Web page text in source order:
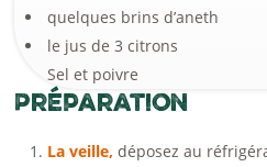
quelques brins d’aneth
le jus de 3 citrons
Sel et poivre
Préparation
La veille,déposez au